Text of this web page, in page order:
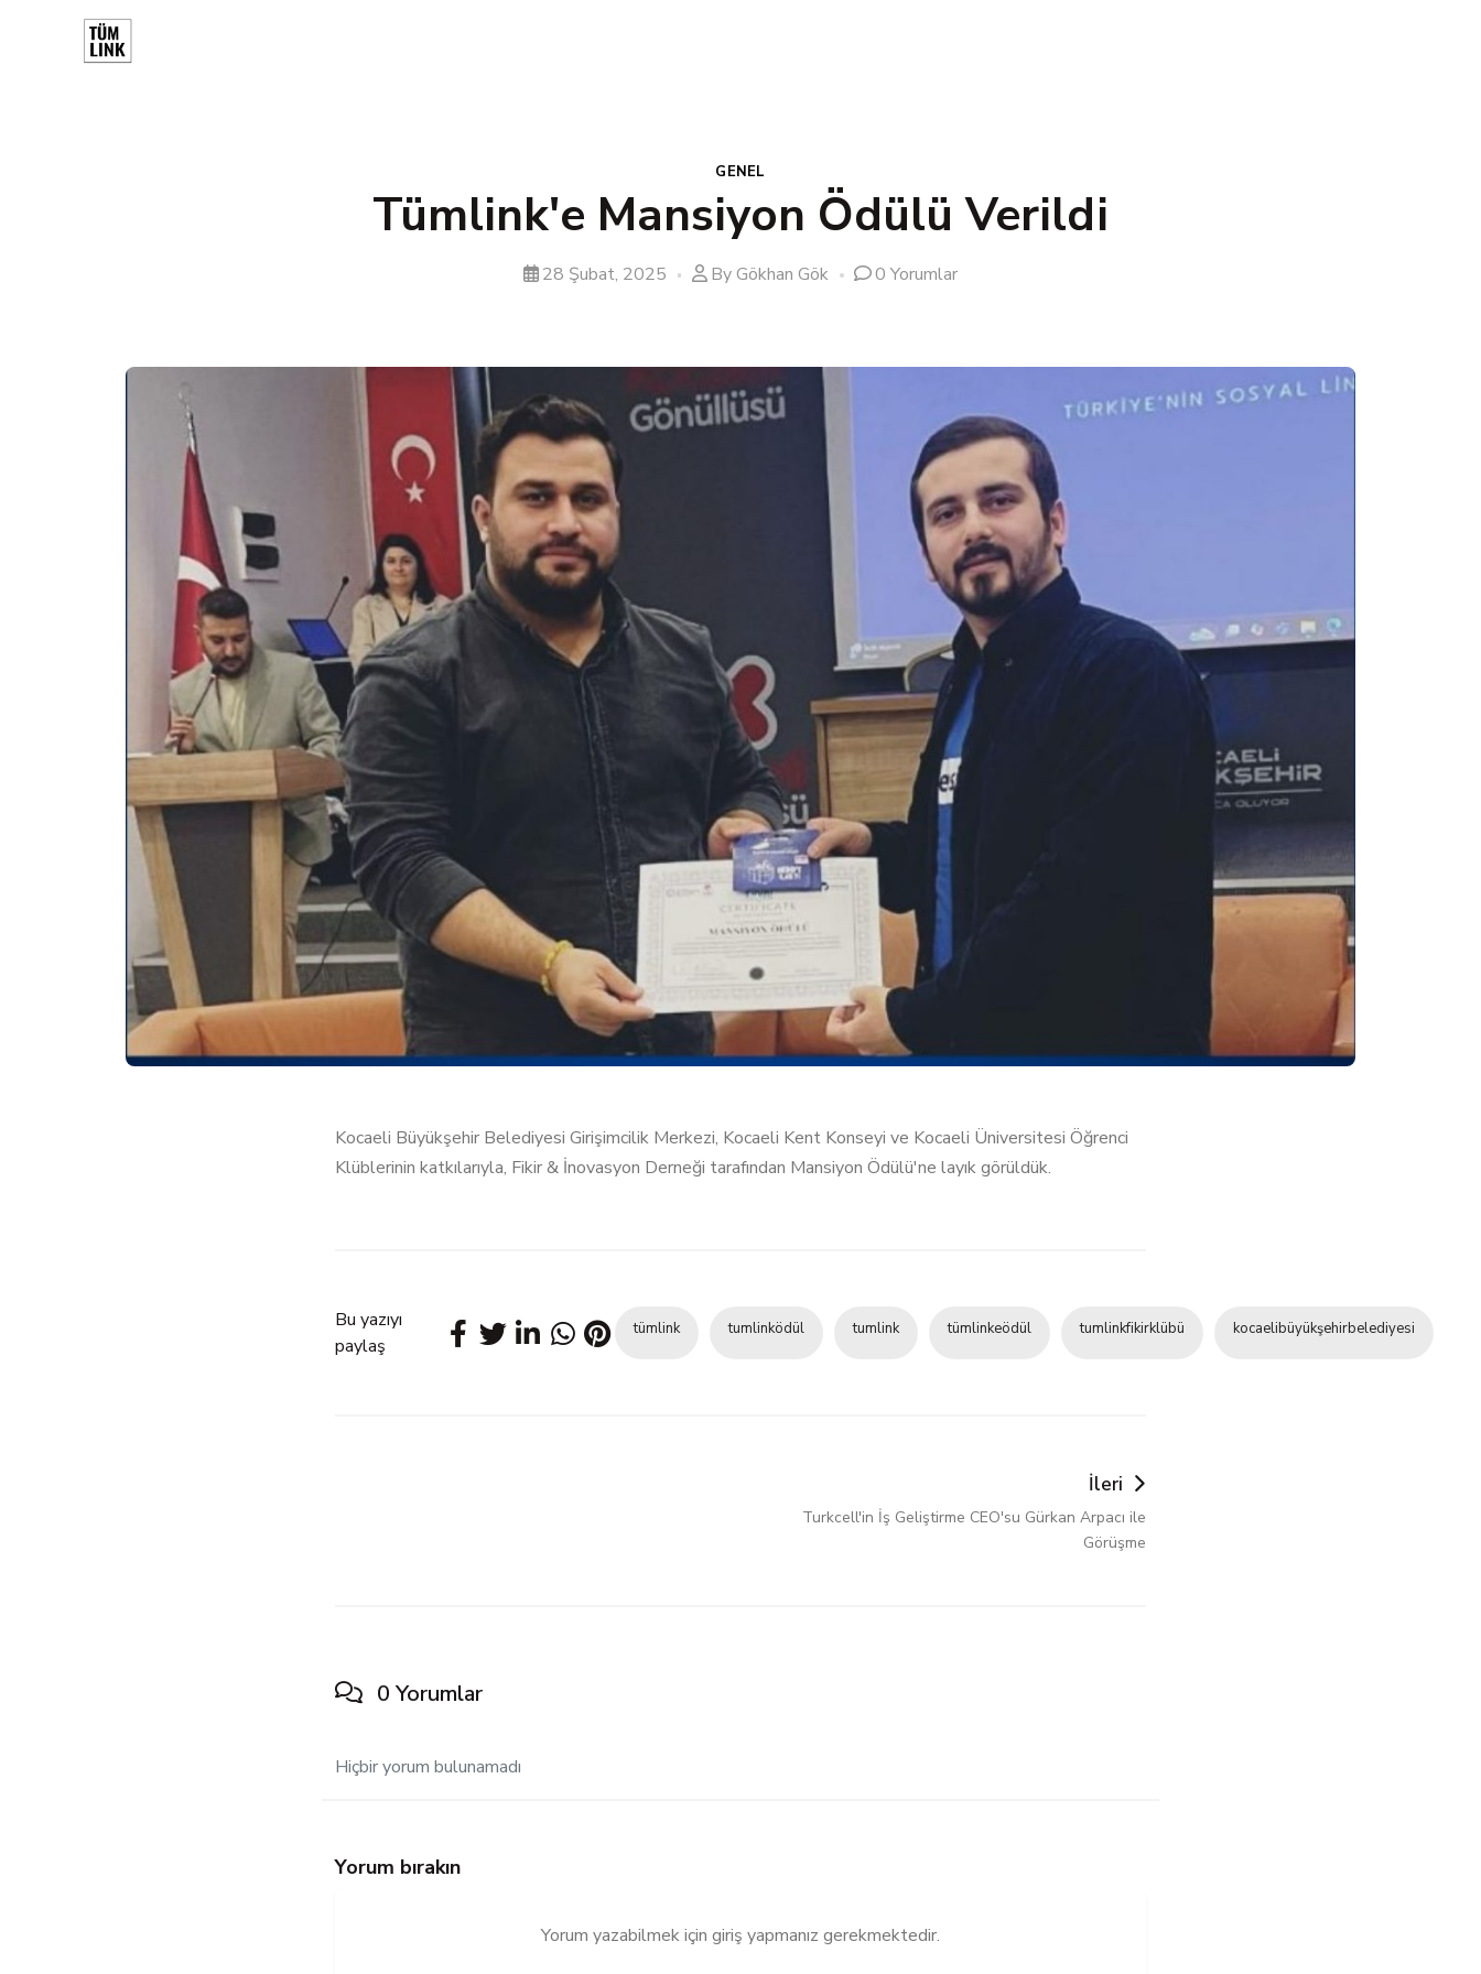
GENEL
Tümlink'e Mansiyon Ödülü Verildi
28 Şubat, 2025 By Gökhan Gök 0Yorumlar
Kocaeli Büyükşehir Belediyesi Girişimcilik Merkezi, Kocaeli Kent Konseyi ve Kocaeli Üniversitesi Öğrenci
Klüblerinin katkılarıyla, Fikir & İnovasyon Derneği tarafından Mansiyon Ödülü'ne layık görüldük.
Bu yazıyı
paylaş
tümlink tumlinködül tumlink tümlinkeödül tumlinkfikirklübü kocaelibüyükşehirbelediyesi
İleri
Turkcell'in İş Geliştirme CEO'su Gürkan Arpacı ile
Görüşme
0 Yorumlar
Hiçbir yorum bulunamadı
Yorum bırakın
Yorum yazabilmek için giriş yapmanız gerekmektedir.